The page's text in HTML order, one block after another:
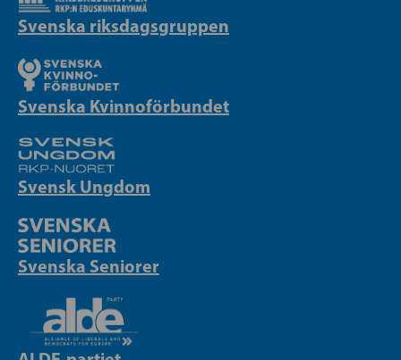
Svenska riksdagsgruppen
Svenska Kvinnoförbundet
Svensk Ungdom
Svenska Seniorer